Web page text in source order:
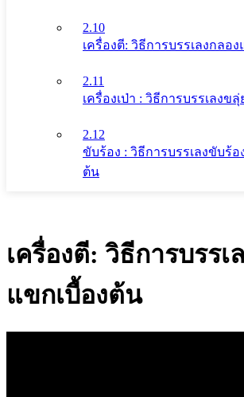
2.10
เครื่องตี: วิธีการบรรเลงกลอ
2.11
เครื่องเป่า : วิธีการบรรเลงข
2.12
ขับร้อง : วิธีการบรรเลงขับร้อ
ต้น
เครื่องตี: วิธีการบรรเ
แขกเบื้องต้น